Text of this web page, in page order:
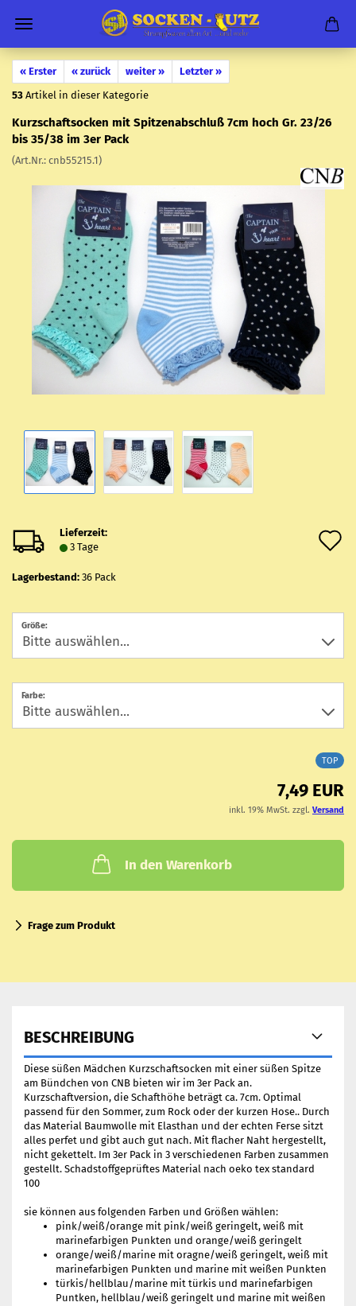
« Erster « zurück weiter »
Letzter »
53 Artikel in dieser Kategorie
Kurz­schaftso­cken mit Spit­zen­ab­schluß 7cm hoch Gr. 23/26
bis 35/38 im 3er Pack
(Art.Nr.: cnb55215.1)
Lieferzeit:
3 Tage
Lagerbestand: 36 Pack
Größe:
Farbe:
TOP
7,49 EUR
inkl. 19% MwSt. zzgl. Versand
In den Warenkorb
Frage zum Produkt
BESCHREIBUNG
Diese süßen Mädchen Kurzschaftsocken mit einer süßen Spitze
am Bündchen von CNB bieten wir im 3er Pack an.
Kurzschaftversion, die Schafthöhe beträgt ca. 7cm. Optimal
passend für den Sommer, zum Rock oder der kurzen Hose.. Durch
das Material Baumwolle mit Elasthan und der echten Ferse sitzt
alles perfet und gibt auch gut nach. Mit flacher Naht hergestellt,
nicht gekettelt. Im 3er Pack in 3 verschiedenen Farben zusammen
gestellt. Schadstoffgeprüftes Material nach oeko tex standard
100
sie können aus folgenden Farben und Größen wählen:
pink/weiß/orange mit pink/weiß geringelt, weiß mit
marinefarbigen Punkten und orange/weiß geringelt
orange/weiß/marine mit oragne/weiß geringelt, weiß mit
marinefarbigen Punkten und marine mit weißen Punkten
türkis/hellblau/marine mit türkis und marinefarbigen
Puntken, hellblau/weiß geringelt und marine mit weißen